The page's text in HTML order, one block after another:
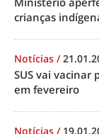
crianças
Notícias /
SUS vai vacinar
em fevereiro
Notícias /